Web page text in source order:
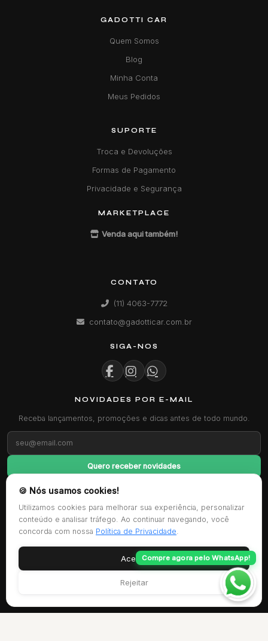
🍪 Nós usamos cookies!
Utilizamos cookies para melhorar sua experiência, personalizar
conteúdo e analisar tráfego. Ao continuar navegando, você
concorda com nossa Política de Privacidade.
Aceitar
Rejeitar
GADOTTI CAR
Quem Somos
Blog
Minha Conta
Meus Pedidos
SUPORTE
Troca e Devoluções
Formas de Pagamento
Privacidade e Segurança
MARKETPLACE
Venda aqui também!
CONTATO
(11) 4063-7772
contato@gadotticar.com.br
SIGA-NOS
NOVIDADES POR E-MAIL
Receba lançamentos, promoções e dicas antes de todo mundo.
Quero receber novidades
FORMAS DE PAGAMENTO
Compre agora pelo WhatsApp!